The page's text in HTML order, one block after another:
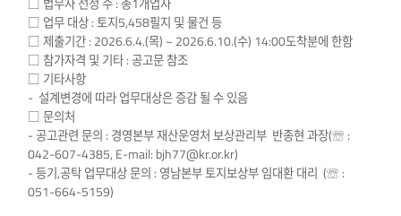
□ 법무사 선정 수 : 총1개업자
□ 업무 대상 : 토지5,458필지 및 물건 등
□ 제출기간 : 2026.6.4.(목) ~ 2026.6.10.(수) 14:00도착분에 한함
□ 참가자격 및 기타 : 공고문 참조
□ 기타사항
- 설계변경에 따라 업무대상은 증감 될 수 있음
□ 문의처
- 공고관련 문의 : 경영본부 재산운영처 보상관리부 반종현 과장(☏ :
042-607-4385, E-mail: bjh77@kr.or.kr)
- 등기,공탁 업무대상 문의 : 영남본부 토지보상부 임대환 대리 (☏ :
051-664-5159)